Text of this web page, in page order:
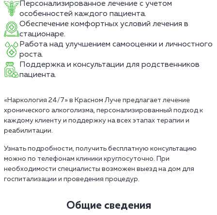
Персонализированное лечение с учетом
особенностей каждого пациента.
Обеспечение комфортных условий лечения в
стационаре.
Работа над улучшением самооценки и личностного
роста.
Поддержка и консультации для родственников
пациента.
«Наркология 24/7» в Красном Луче предлагает лечение
хронического алкоголизма, персонализированный подход к
каждому клиенту и поддержку на всех этапах терапии и
реабилитации.
Узнать подробности, получить бесплатную консультацию
можно по телефонам клиники круглосуточно. При
необходимости специалисты возможен выезд на дом для
госпитализации и проведения процедур.
Общие сведения